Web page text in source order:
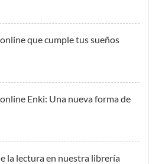
que cumple tus sueños
Enki: Una nueva forma de
la lectura en nuestra librería